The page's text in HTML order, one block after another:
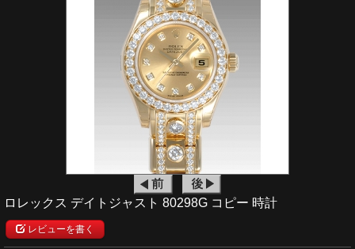
ロレックス デイトジャスト 80298G コピー 時計
レビューを書く